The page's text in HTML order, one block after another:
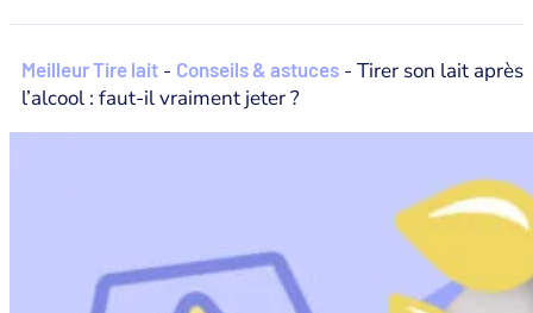
Meilleur Tire lait - Conseils & astuces - Tirer son lait après
l’alcool : faut-il vraiment jeter ?